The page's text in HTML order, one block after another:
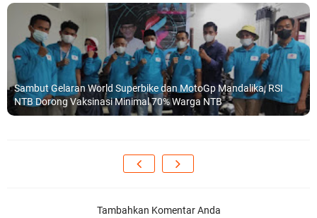
Sambut Gelaran World Superbike dan MotoGp Mandalika, RSI
NTB Dorong Vaksinasi Minimal 70% Warga NTB
Tambahkan Komentar Anda